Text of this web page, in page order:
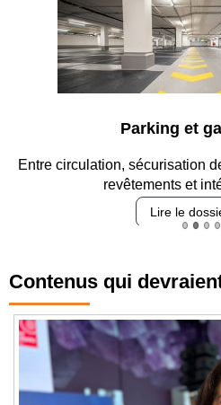
Parking et
Entre circulation, sécurisation
revêtements et
Lire le
Contenus qui